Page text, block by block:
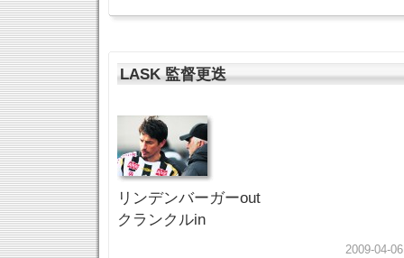
LASK 監督更迭
リンデンバーガーout
クランクルin
2009-04-